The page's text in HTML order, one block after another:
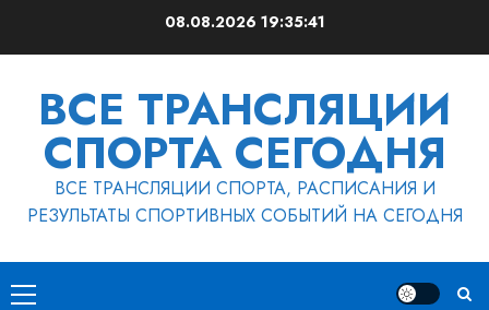
08.08.2026 19:35:42
ВСЕ ТРАНСЛЯЦИИ
СПОРТА СЕГОДНЯ
ВСЕ ТРАНСЛЯЦИИ СПОРТА, РАСПИСАНИЯ И
РЕЗУЛЬТАТЫ СПОРТИВНЫХ СОБЫТИЙ НА СЕГОДНЯ
Основное